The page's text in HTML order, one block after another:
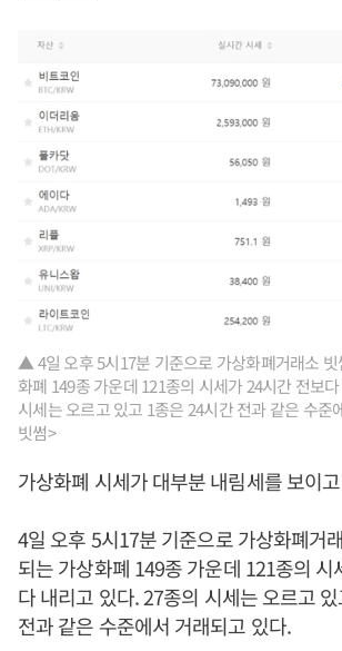
▲ 4일 오후 5시17분 기준으로 가상화폐거래소
화폐 149종 가운데 121종의 시세가 24시간 전보
시세는 오르고 있고 1종은 24시간 전과 같은 수준
빗썸>
가상화폐 시세가 대부분 내림세를 보이
4일 오후 5시17분 기준으로 가상화폐거
되는 가상화폐 149종 가운데 121종의 시
다 내리고 있다. 27종의 시세는 오르고
전과 같은 수준에서 거래되고 있다.